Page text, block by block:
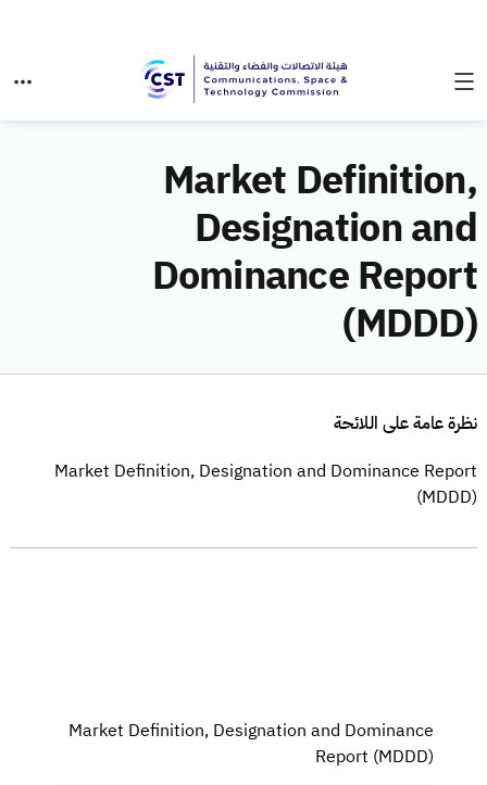
Market Definition,
Designation and
Dominance Report
(MDDD)
نظرة عامة على اللائحة
Market Definition, Designation and Dominance Report
(MDDD)
Market Definition, Designation and Dominance
Report (MDDD)